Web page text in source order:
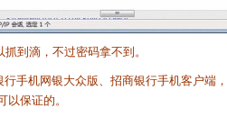
到滴，不过密码拿不到。
机网银大众版、招商银行手机客户端
以保证的。